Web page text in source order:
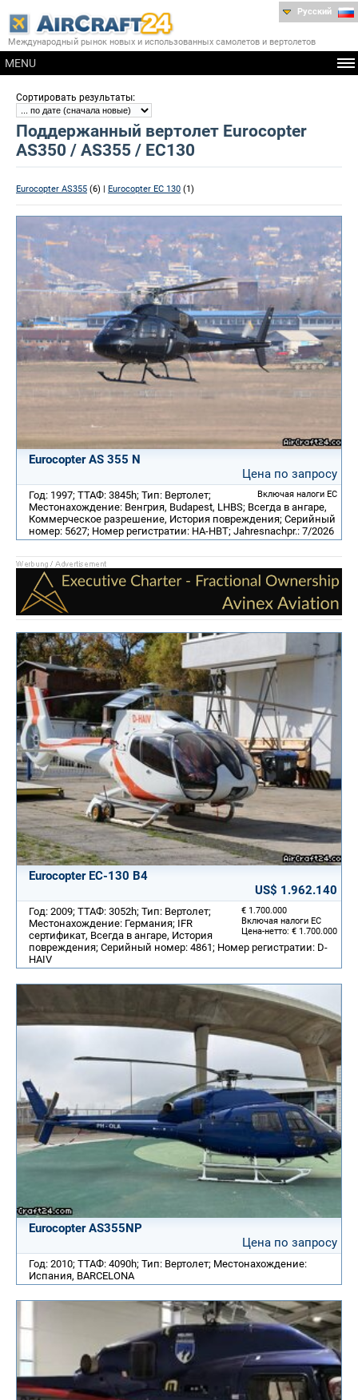
Международный рынок новых и использованных самолетов и вертолетов
MENU
Русский
Сортировать результаты:
Поддержанный вертолет Eurocopter
AS350 / AS355 / EC130
Eurocopter AS355 (6) | Eurocopter EC 130 (1)
Eurocopter AS 355 N
Цена по запросу
Включая налоги ЕС
Год: 1997; ТТАФ: 3845h; Тип: Вертолет;
Местонахождение: Венгрия, Budapest, LHBS; Всегда в ангаре,
Коммерческое разрешение, История повреждения; Серийный
номер: 5627; Номер регистратии: HA-HBT; Jahresnachpr.: 7/2026
Eurocopter EC-130 B4
US$ 1.962.140
€ 1.700.000
Включая налоги ЕС
Цена-нетто: € 1.700.000
Год: 2009; ТТАФ: 3052h; Тип: Вертолет;
Местонахождение: Германия; IFR
сертификат, Всегда в ангаре, История
повреждения; Серийный номер: 4861; Номер регистратии: D-
HAIV
Eurocopter AS355NP
Цена по запросу
Год: 2010; ТТАФ: 4090h; Тип: Вертолет; Местонахождение:
Испания, BARCELONA